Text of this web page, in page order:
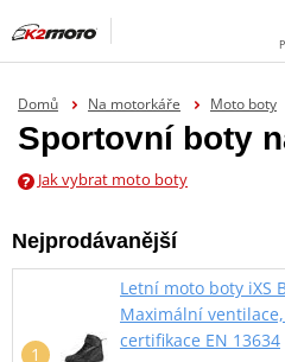
Domů Na motorkáře Moto boty
Sportovní boty
Jak vybrat moto boty
Nejprodávanější
Letní moto boty iXS
Maximální
certifikace EN 13634